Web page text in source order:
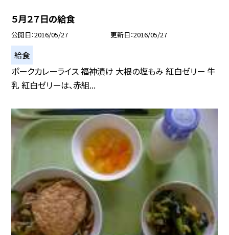
５月２７日の給食
公開日 2016/05/27 更新日 2016/05/27
給食
ポークカレーライス 福神漬け 大根の塩もみ 紅白ゼリー 牛
乳 紅白ゼリーは、赤組...